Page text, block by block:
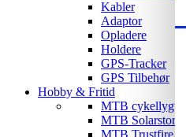
Kabler
Adaptor
Opladere
Holdere
GPS-Tracker
GPS Tilbehør
Hobby & Fritid
MTB cykellygter
MTB
MTB Trustfire